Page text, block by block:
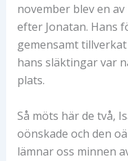
november blev en
efter Jonatan. Hans
gemensamt
hans släktingar var
plats.
Så möts här de två,
oönskade och den
lämnar oss minnen